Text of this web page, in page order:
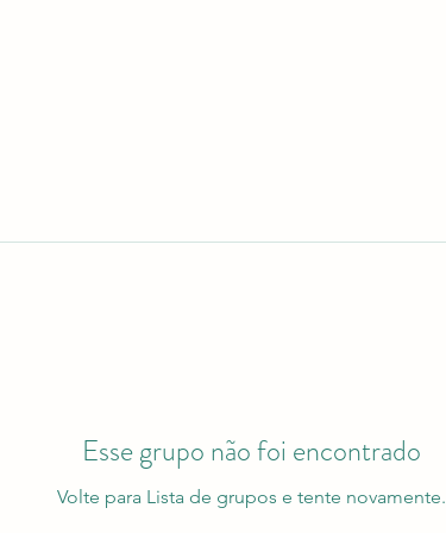
Esse grupo não foi encontrado
Volte para Lista de grupos e tente novamente.